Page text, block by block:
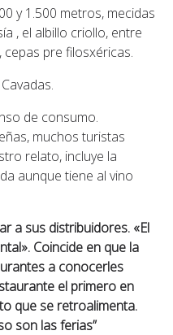
y 1.500 metros, mecidas
, el albillo criollo, entre
pre filosxéricas.
de consumo.
muchos turistas
relato, incluye la
aunque tiene al vino
a sus distribuidores. «El
Coincide en que la
a conocerles
el primero en
que se retroalimenta.
son las ferias”